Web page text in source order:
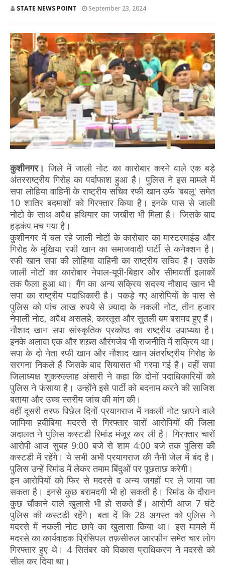
STATE NEWS POINT September 23, 2024
कुशीनगर। जिले में जाली नोट का कारोबार करने वाले एक बड़े
अंतरराष्ट्रीय गिरोह का पर्दाफाश हुआ है। पुलिस ने इस मामले में
सपा लोहिया वाहिनी के राष्ट्रीय सचिव रफी खान उर्फ 'बबलू' समेत
10 शातिर बदमाशों को गिरफ्तार किया है। इनके पास से जाली
नोटो के साथ अवैध हथियार का जखीरा भी मिला है। जिसके बाद
हड़कंप मच गया है।
कुशीनगर में चल रहे जाली नोटों के कारोबार का मास्टरमाइंड और
गिरोह के मुखिया रफी खान का समाजवादी पार्टी से कनेक्शन है।
रफी खान सपा की लोहिया वाहिनी का राष्ट्रीय सचिव है। उसके
जाली नोटों का कारोबार नेपाल-यूपी-बिहार और सीमावर्ती इलाकों
तक फैला हुआ था। गैंग का अन्य सक्रिय सदस्य नौशाद खान भी
सपा का राष्ट्रीय पदाधिकारी है। पकड़े गए आरोपियों के पास से
पुलिस को पांच लाख रुपये से ज़्यादा के नकली नोट, तीन हजार
नेपाली नोट, अवैध असलहे, कारतूस और सुतली बम बरामद हुए हैं।
नौशाद खान सपा सांस्कृतिक प्रकोष्ठ का राष्ट्रीय उपाध्यक्ष है।
इनके अलावा एक और शख़्स औरंगजेब भी राजनीति में सक्रिय था।
सपा के दो नेता रफी खान और नौशाद खान अंतर्राष्ट्रीय गिरोह के
सरगना निकले हैं जिसके बाद सियासत भी गरमा गई है। वहीं सपा
जिलाध्यक्ष शुकरुल्लाह अंसारी ने कहा कि दोनों पदाधिकारियों को
पुलिस ने फंसाया है। उन्होंने इसे पार्टी को बदनाम करने की साजिश
बताया और उच्च स्तरीय जांच की मांग की।
वहीं दूसरी तरफ पिछेल दिनों प्रयागराज में नकली नोट छापने वाले
जामिया हबीबिया मदरसे से गिरफ्तार चारों आरोपियों की जिला
अदालत ने पुलिस कस्टडी रिमांड मंजूर कर ली है। गिरफ्तार चारों
आरोपी आज सुबह 9:00 बजे से शाम 4:00 बजे तक पुलिस की
कस्टडी में रहेंगे। ये सभी अभी प्रयागराज की नैनी जेल में बंद है।
पुलिस उन्हें रिमांड में लेकर तमाम बिंदुओं पर पूछताछ करेगी।
इन आरोपियों को फिर से मदरसे व अन्य जगहों पर ले जाया जा
सकता है। इनसे कुछ बरामदगी भी हो सकती है। रिमांड के दौरान
कुछ चौंकाने वाले खुलासे भी हो सकते हैं। आरोपी आज 7 घंटे
पुलिस की कस्टडी रहेंगे। बता दें कि 28 अगस्त को पुलिस ने
मदरसे में नकली नोट छापे का खुलासा किया था। इस मामले में
मदरसे का कार्यवाहक प्रिंसिपल तफ़सीरुल आरफीन समेत चार लोग
गिरफ्तार हुए थे। 4 सितंबर को विकास प्राधिकरण ने मदरसे को
सील कर दिया था।